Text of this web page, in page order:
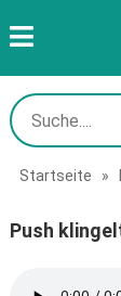
Startseite »
Push